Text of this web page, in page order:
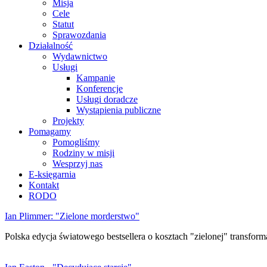
Misja
Cele
Statut
Sprawozdania
Działalność
Wydawnictwo
Usługi
Kampanie
Konferencje
Usługi doradcze
Wystąpienia publiczne
Projekty
Pomagamy
Pomogliśmy
Rodziny w misji
Wesprzyj nas
E-księgarnia
Kontakt
RODO
Ian Plimmer: "Zielone morderstwo"
Polska edycja światowego bestsellera o kosztach "zielonej"